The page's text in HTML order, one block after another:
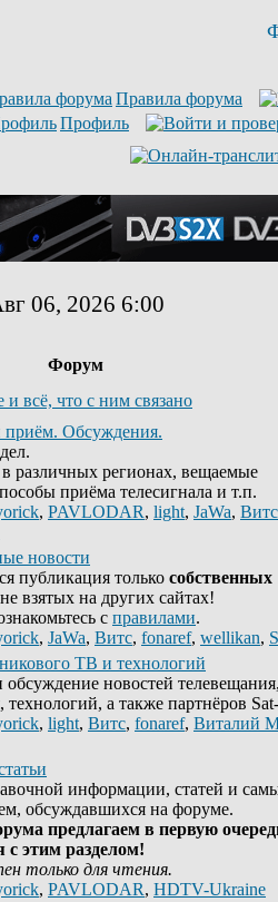
Правила форума
Профиль
06, 2026 6:00
Форум
всё, что с ним связано
Обсуждения.
различных регионах, вещаемые
приёма телесигнала и т.п.
, PAVLODAR, light, JaWa, Витс
новости
публикация только собственных
взятых на других сайтах!
с правилами.
, JaWa, Витс, fonaref, wellikan,
ТВ и технологий
новостей
технологий, а также партнёров
, light, Витс, fonaref, Виталий
информации, статей и
обсуждавшихся на форуме.
предлагаем в первую
с этим разделом!
только для чтения.
, PAVLODAR, HDTV-Ukraine